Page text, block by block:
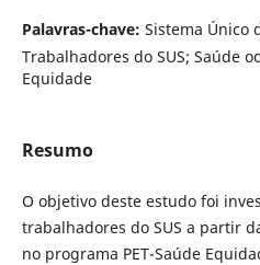
Palavras-chave: Sistema Único
Trabalhadores do SUS; Saúde
Equidade
Resumo
O objetivo deste estudo foi
trabalhadores do SUS a partir
no programa PET-Saúde